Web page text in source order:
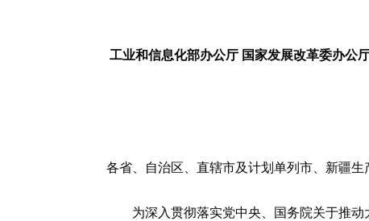
工业和信息化部办公厅 国家发展改革委办公
各省、自治区、直辖市及计划单列市、新疆
为深入贯彻落实党中央、国务院关于推